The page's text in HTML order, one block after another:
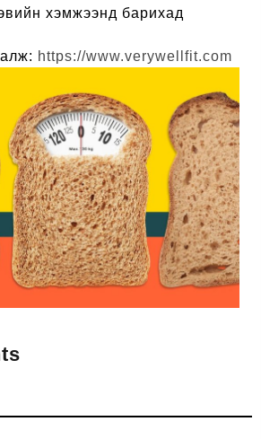
хэмжээнд барихад
https://www.verywellfit.com